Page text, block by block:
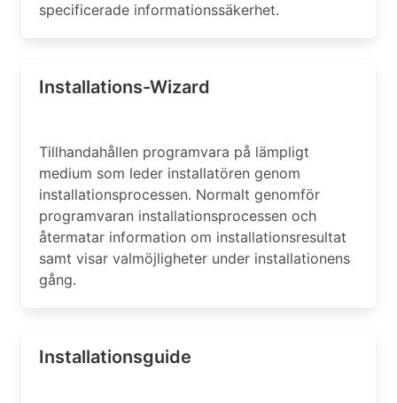
specificerade informationssäkerhet.
Installations-Wizard
Tillhandahållen programvara på lämpligt
medium som leder installatören genom
installationsprocessen. Normalt genomför
programvaran installationsprocessen och
återmatar information om installationsresultat
samt visar valmöjligheter under installationens
gång.
Installationsguide